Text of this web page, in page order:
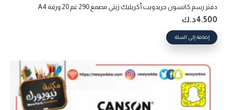
دفتر رسم كانسون جريدويت أكريليك زيتي مصمغ 290 غم 20 ورقة A4
4.500د.ك
إضافة إلى السلة